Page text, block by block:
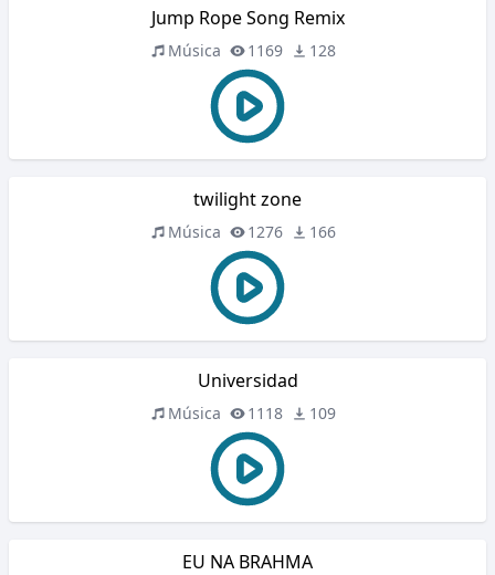
Jump Rope Song Remix
Música 1169 128
twilight zone
Música 1276 166
Universidad
Música 1118 109
EU NA BRAHMA